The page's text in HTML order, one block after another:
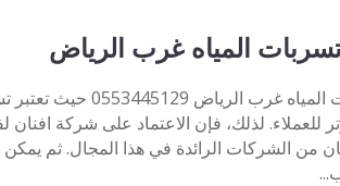
المياه غرب الرياض
شركة فحص تسربات
للعملاء. لذلك، فإن الاعتماد على شركة
من الشركات الرائدة في هذا المجال. ثم